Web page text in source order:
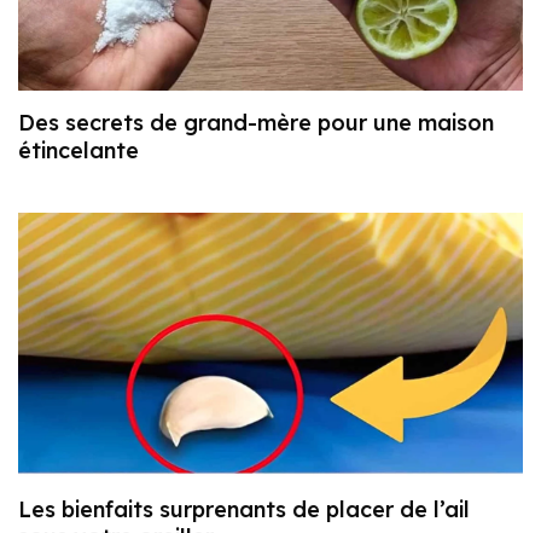
Des secrets de grand-mère pour une maison
étincelante
Les bienfaits surprenants de placer de l’ail